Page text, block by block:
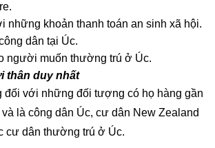
những khoản thanh toán an sinh xã hội.
dân tại Úc.
người muốn thường trú ở Úc.
thân duy nhất
đối với những đối tượng có họ hàng gần
là công dân Úc, cư dân New Zealand
cư dân thường trú ở Úc.